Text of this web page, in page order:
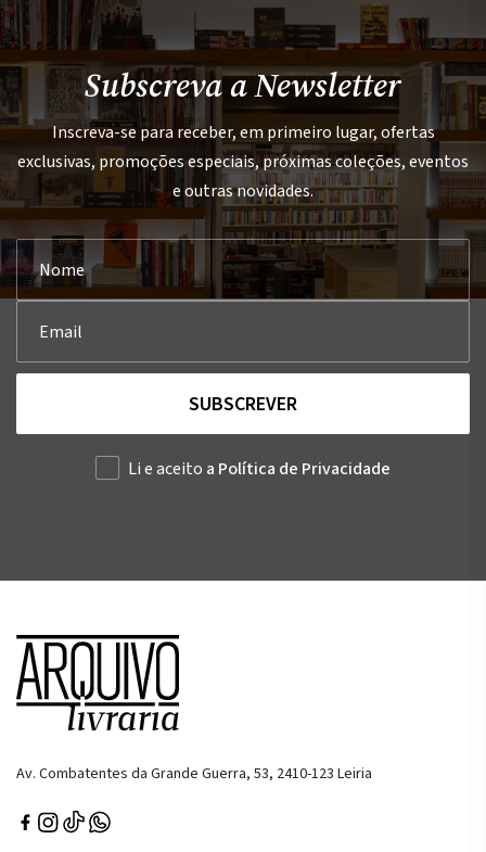
Subscreva a Newsletter
Inscreva-se para receber, em primeiro lugar, ofertas
exclusivas, promoções especiais, próximas coleções, eventos
e outras novidades.
SUBSCREVER
Li e aceito a Política de Privacidade
Av. Combatentes da Grande Guerra, 53, 2410-123 Leiria